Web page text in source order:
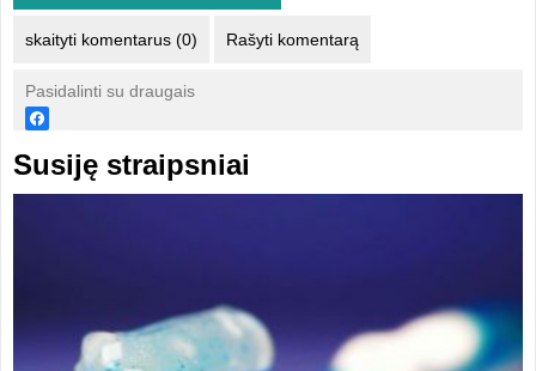
skaityti komentarus (0) Rašyti komentarą
Pasidalinti su draugais
Susiję straipsniai